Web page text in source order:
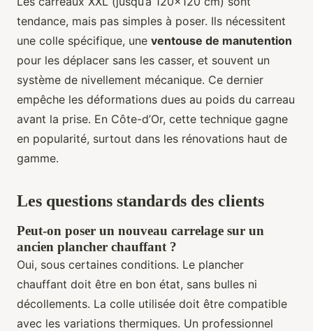
tendance, mais pas simples à poser. Ils nécessitent
une colle spécifique, une ventouse de manutention
pour les déplacer sans les casser, et souvent un
système de nivellement mécanique. Ce dernier
empêche les déformations dues au poids du carreau
avant la prise. En Côte-d’Or, cette technique gagne
en popularité, surtout dans les rénovations haut de
gamme.
Les questions standards des clients
Peut-on poser un nouveau carrelage sur un
ancien plancher chauffant ?
Oui, sous certaines conditions. Le plancher
chauffant doit être en bon état, sans bulles ni
décollements. La colle utilisée doit être compatible
avec les variations thermiques. Un professionnel